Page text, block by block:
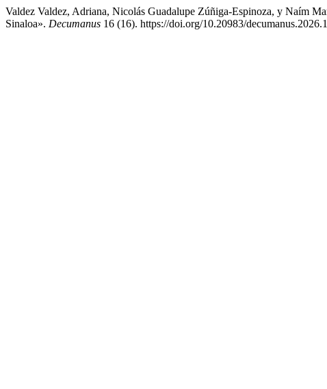
Valdez Valdez, Adriana, Nicolás Guadalupe Zúñiga-Espinoza, y Naím
Sinaloa». Decumanus 16 (16). https://doi.org/10.20983/